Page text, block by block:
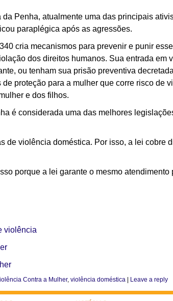
Penha, atualmente uma das principais
paraplégica após as agressões.
cria mecanismos para prevenir e punir
dos direitos humanos. Sua entrada em
ou tenham sua prisão preventiva
proteção para a mulher que corre risco de
e dos filhos.
é considerada uma das melhores
de violência doméstica. Por isso, a lei cobre
porque a lei garante o mesmo atendimento
violência
Contra a Mulher, violência doméstica Leave a reply